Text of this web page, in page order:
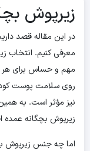
زیرپوش
در این مقاله قصد
معرفی کنیم. انتخاب
مهم و حساس برای هر
روی سلامت پوست
نیز مؤثر است. به
زیرپوش بچگانه عمده
اما چه جنس زیرپوش